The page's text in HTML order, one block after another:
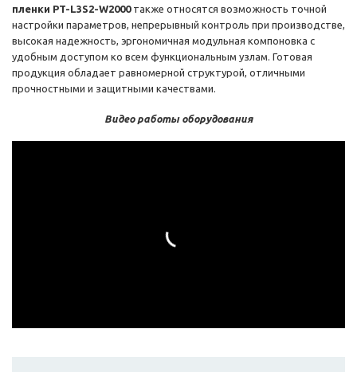
пленки PT-L3S2-W2000также относятся возможность точной
настройки параметров, непрерывный контроль при производстве,
высокая надежность, эргономичная модульная компоновка с
удобным доступом ко всем функциональным узлам. Готовая
продукция обладает равномерной структурой, отличными
прочностными и защитными качествами.
Видео работы оборудования